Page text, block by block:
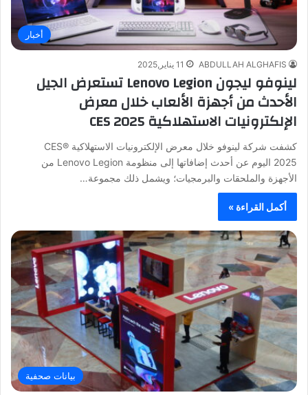
أخبار
ABDULLAH ALGHAFIS 11 يناير,2025
لينوفو ليجون Lenovo Legion تستعرض الجيل
الأحدث من أجهزة الألعاب خلال معرض
الإلكترونيات الاستهلاكية CES 2025
كشفت شركة لينوفو خلال معرض الإلكترونيات الاستهلاكية CES®
2025 اليوم عن أحدث إضافاتها إلى منظومة Lenovo Legion من
الأجهزة والملحقات والبرمجيات؛ ويشمل ذلك مجموعة…
أكمل القراءة »
بيانات صحفية